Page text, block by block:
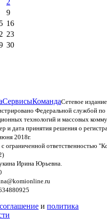
2
9
16
23
30
СервисыКомандаСетевое издание
Федеральной службой по
технологий и массовых
и дата принятия решения о
2018г.
ограниченной ответственностью
Ирина Юрьевна.
и политика